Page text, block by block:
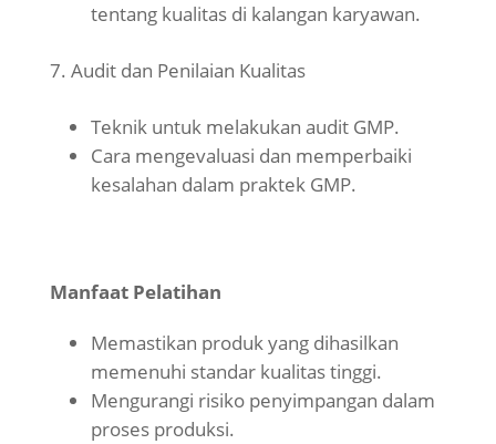
tentang kualitas di kalangan karyawan.
Audit dan Penilaian Kualitas
Teknik untuk melakukan audit GMP.
Cara mengevaluasi dan memperbaiki
kesalahan dalam praktek GMP.
Manfaat Pelatihan
Memastikan produk yang dihasilkan
memenuhi standar kualitas tinggi.
Mengurangi risiko penyimpangan dalam
proses produksi.